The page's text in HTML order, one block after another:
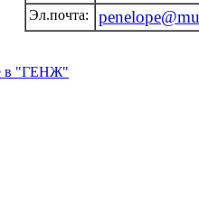
Эл.почта:
в "ГЕНЖ"